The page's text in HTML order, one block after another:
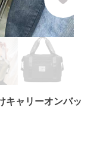
キャリーオンバッ